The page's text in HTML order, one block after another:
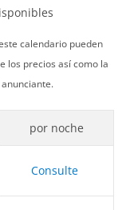
calendario pueden
los precios así como la
por noche
Consulte